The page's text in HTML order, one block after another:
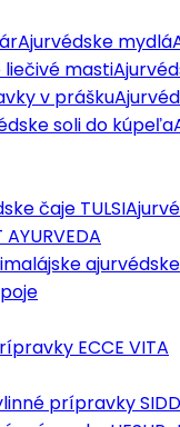
Ajurvédske mydlá
liečivé masti
v prášku
soli do kúpeľa
čaje TULSI
ECCE VITA
prípravky